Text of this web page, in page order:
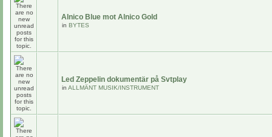
Alnico Blue mot Alnico Gold
in BYTES
Led Zeppelin dokumentär på Svtplay
in ALLMÄNT MUSIK/INSTRUMENT